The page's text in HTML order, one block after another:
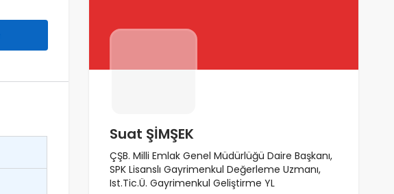
Suat ŞİMŞEK
ÇŞB. Milli Emlak Genel Müdürlüğü Daire Başkanı,
SPK Lisanslı Gayrimenkul Değerleme Uzmanı,
Ist.Tic.Ü. Gayrimenkul Geliştirme YL